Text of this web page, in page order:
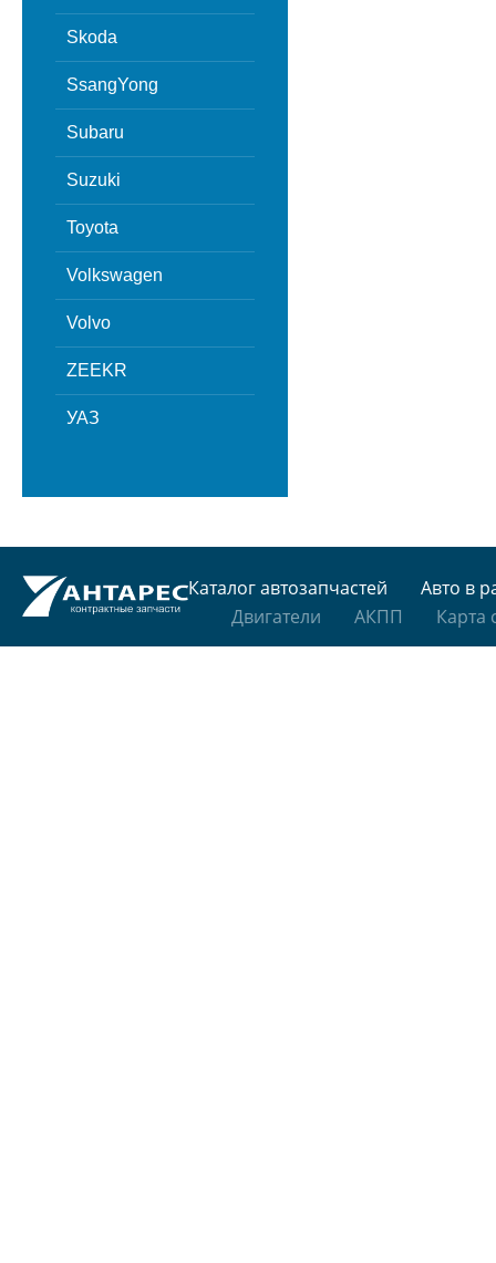
Skoda
SsangYong
Subaru
Suzuki
Toyota
Volkswagen
Volvo
ZEEKR
УАЗ
Каталог автозапчастей
Авто в
Двигатели
АКПП Карта